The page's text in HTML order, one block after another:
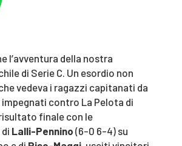
l’avventura della nostra
di Serie C. Un esordio non
vedeva i ragazzi capitanati da
impegnati contro La Pelota di
finale con le
Lalli-Pennino (6-0 6-4) su